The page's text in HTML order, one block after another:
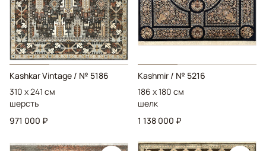
Kashkar Vintage / № 5186
310 x 241 см
шерсть
971 000 ₽
Kashmir / № 5216
186 x 180 см
шелк
1 138 000 ₽